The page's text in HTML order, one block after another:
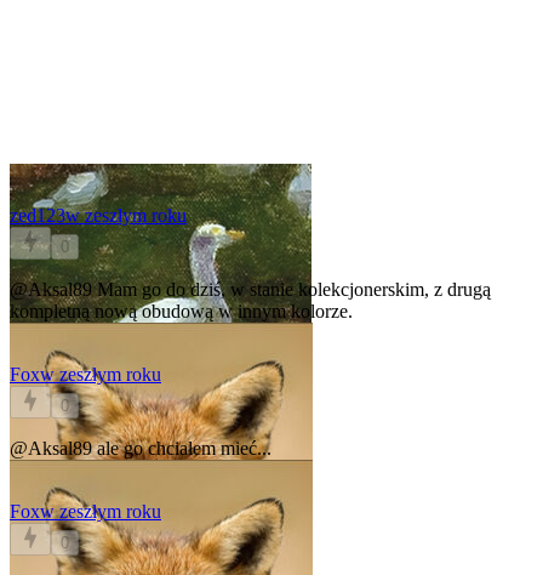
zed123w zeszłym roku
0
@Aksal89Mam go do dziś, w stanie kolekcjonerskim, z drugą
kompletną nową obudową w innym kolorze.
Foxw zeszłym roku
0
@Aksal89ale go chciałem mieć...
Foxw zeszłym roku
0